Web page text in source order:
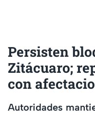
Persisten
Zitácuaro;
con
Autoridades